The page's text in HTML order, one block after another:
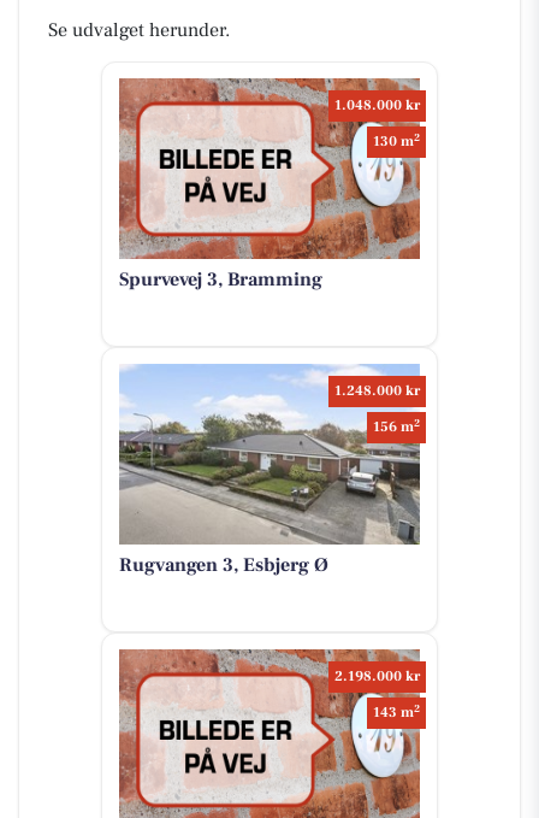
Se udvalget herunder.
1.048.000 kr
130 m2
Spurvevej 3, Bramming
1.248.000 kr
156 m2
Rugvangen 3, Esbjerg Ø
2.198.000 kr
143 m2